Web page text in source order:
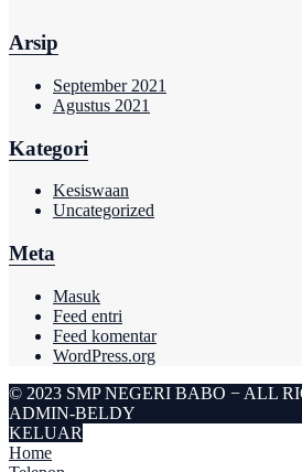
Arsip
September 2021
Agustus 2021
Kategori
Kesiswaan
Uncategorized
Meta
Masuk
Feed entri
Feed komentar
WordPress.org
© 2023 SMP NEGERI BABO − ALL
ADMIN-BELDY
KELUAR
Home